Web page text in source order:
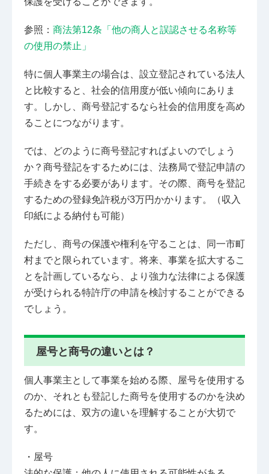
参照： 商法第12条「他の商人と誤認させる名称等
の使用の禁止」
特に個人事業主の場合は、設立登記されている法人
と比較すると、社会的信用度が低い傾向にありま
す。しかし、商号登記するなら社会的信用度を高め
ることにつながります。
では、どのように商号登記すればよいのでしょう
か？商号登記をするためには、法務局で登記申請の
手続きをする必要があります。その際、商号を登記
するための登録免許税が3万円かかります。（収入
印紙による納付も可能）
ただし、商号の保護や権利を守ることは、同一市町
村までと限られています。将来、事業を拡大するこ
とを計画しているなら、より強力な法律による保護
が受けられる特許庁の申請を検討することができる
でしょう。
屋号と商号の違いとは？
個人事業主として事業を始める際、屋号を使用する
のか、それとも登記した商号を使用するのかを決め
るためには、双方の違いを理解することが大切で
す。
・屋号